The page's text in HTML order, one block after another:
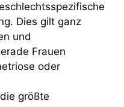
Dies gilt ganz
und
Frauen
oder
größte